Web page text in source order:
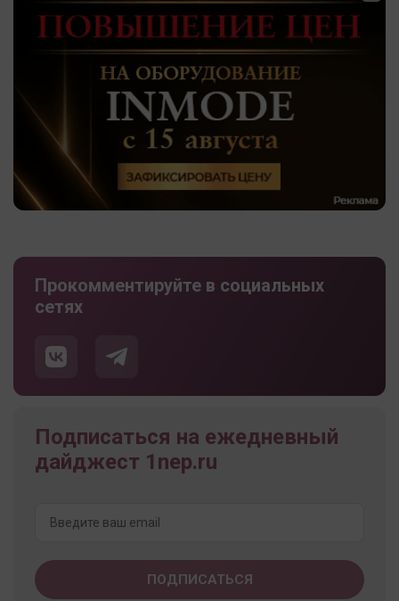
Прокомментируйте в социальных
сетях
Подписаться на ежедневный
дайджест 1nep.ru